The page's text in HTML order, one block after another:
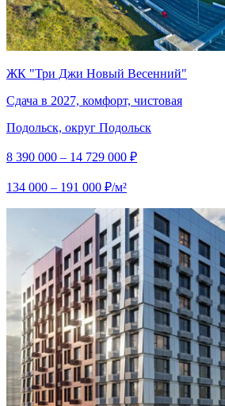
ЖК "Три Джи Новый Весенний"
Сдача в 2027, комфорт, чистовая
Подольск, округ Подольск
8 390 000 – 14 729 000 ₽
134 000 – 191 000 ₽/м²